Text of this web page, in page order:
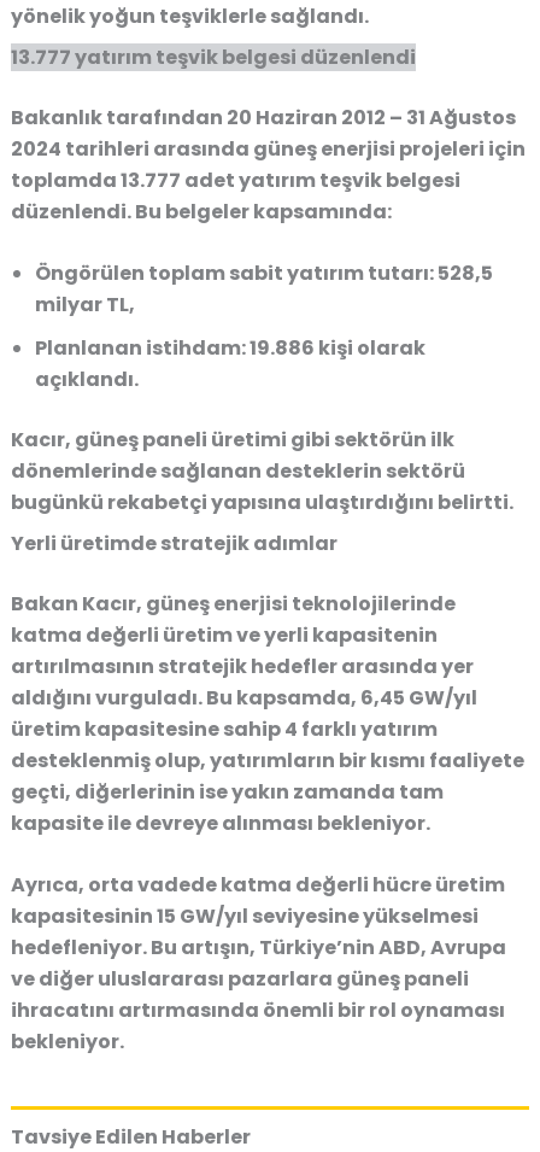
yönelik yoğun teşviklerle sağlandı.
13.777 yatırım teşvik belgesi düzenlendi
Bakanlık tarafından 20 Haziran 2012 – 31 Ağustos
2024 tarihleri arasında güneş enerjisi projeleri için
toplamda13.777 adet yatırım teşvik belgesi
düzenlendi. Bu belgeler kapsamında:
Öngörülen toplam sabit yatırım tutarı:528,5
milyar TL,
Planlanan istihdam:19.886 kişi olarak
açıklandı.
Kacır, güneş paneli üretimi gibi sektörün ilk
dönemlerinde sağlanan desteklerin sektörü
bugünkü rekabetçi yapısına ulaştırdığını belirtti.
Yerli üretimde stratejik adımlar
Bakan Kacır, güneş enerjisi teknolojilerinde
katma değerli üretimve yerli kapasitenin
artırılmasının stratejik hedefler arasında yer
aldığını vurguladı. Bu kapsamda, 6,45 GW/yıl
üretim kapasitesine sahip 4 farklı yatırım
desteklenmiş olup, yatırımların bir kısmı faaliyete
geçti, diğerlerinin ise yakın zamanda tam
kapasite ile devreye alınması bekleniyor.
Ayrıca, orta vadedekatma değerli hücre üretim
kapasitesinin 15 GW/yıl seviyesine yükselmesi
hedefleniyor. Bu artışın, Türkiye’nin ABD, Avrupa
ve diğer uluslararası pazarlara güneş paneli
ihracatını artırmasında önemli bir rol oynaması
bekleniyor.
Tavsiye Edilen Haberler